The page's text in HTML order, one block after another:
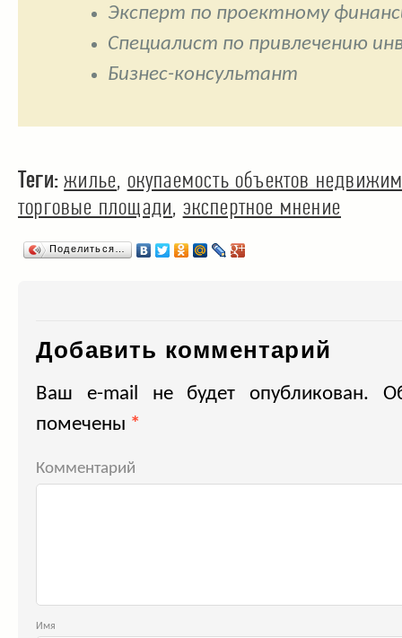
Эксперт по проектному
Специалист по привлечению
Бизнес-консультант
Теги: жилье, окупаемость объектов
торговые площади, экспертное мнение
Поделиться…
Добавить комментарий
Ваш e-mail не будет опубликован.
помечены *
Комментарий